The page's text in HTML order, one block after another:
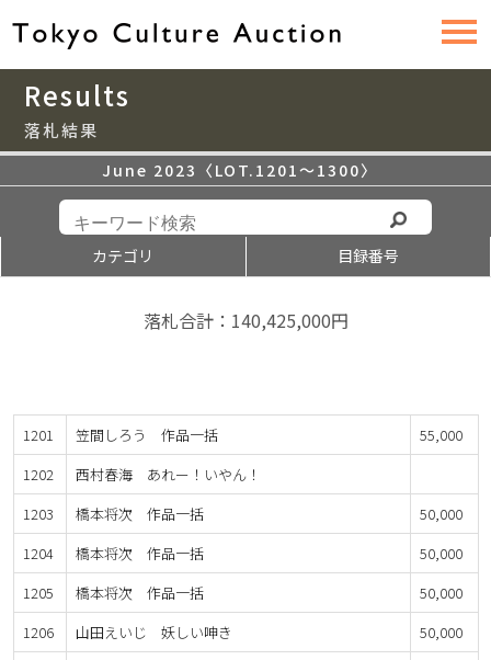
Results
落札結果
June 2023〈LOT.1201〜1300〉
カテゴリ 目録番号
落札合計：140,425,000円
1201 笠間しろう 作品一括
55,000
1202
西村春海 あれー！いやん！
1203
橋本将次 作品一括
50,000
1204
橋本将次 作品一括
50,000
1205
橋本将次 作品一括
50,000
1206
山田えいじ 妖しい呻き
50,000